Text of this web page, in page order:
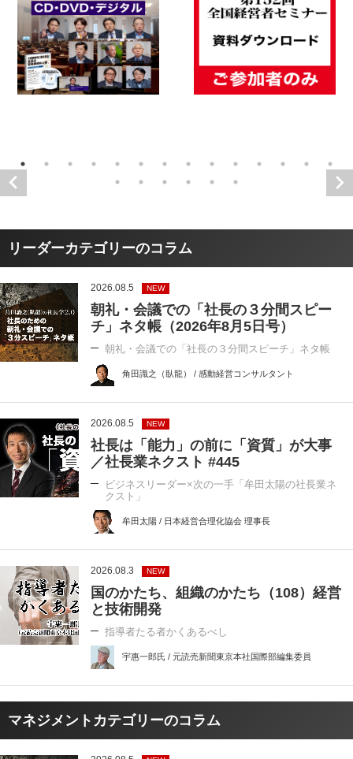
リーダーカテゴリーのコラム
2026.08.5 NEW
朝礼・会議での「社長の３分間スピー
チ」ネタ帳（2026年8月5日号）
朝礼・会議での「社長の３分間スピーチ」ネタ帳
角田識之（臥龍） / 感動経営コンサルタント
2026.08.5 NEW
社長は「能力」の前に「資質」が大事
／社長業ネクスト #445
ビジネスリーダー×次の一手「牟田太陽の社長業ネ
クスト」
牟田太陽 / 日本経営合理化協会 理事長
2026.08.3 NEW
国のかたち、組織のかたち（108）経営
と技術開発
指導者たる者かくあるべし
宇惠一郎氏 / 元読売新聞東京本社国際部編集委員
マネジメントカテゴリーのコラム